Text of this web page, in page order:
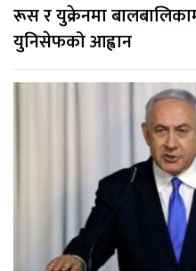
रूस र युक्रेनमा
युनिसेफको आह्वान